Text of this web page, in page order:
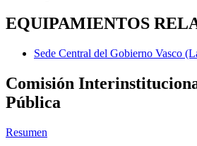
EQUIPAMIENTOS
Sede Central del Gobierno Vasco
Comisión
Pública
Resumen